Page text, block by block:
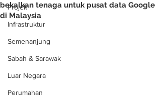
Projek
Infrastruktur
Semenanjung
Sabah & Sarawak
Luar Negara
Perumahan
bekalkan tenaga untuk pusat data Google
di Malaysia